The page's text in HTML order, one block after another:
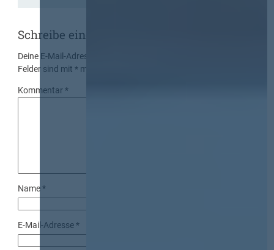
Schreibe einen Kommentar
Deine E-Mail-Adresse wird nicht veröffentlicht.
Felder sind mit* markiert
Kommentar*
Name*
E-Mail-Adresse*